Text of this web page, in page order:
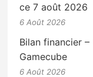
ce 7 août 2026
6 Août 2026
Bilan financier
Gamecube
6 Août 2026